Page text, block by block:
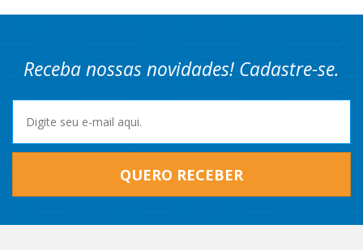
Receba nossas novidades! Cadastre-se.
QUERO RECEBER